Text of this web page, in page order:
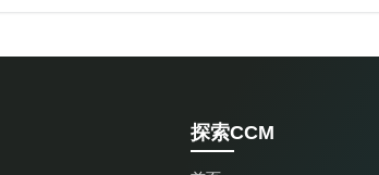
探索CCM